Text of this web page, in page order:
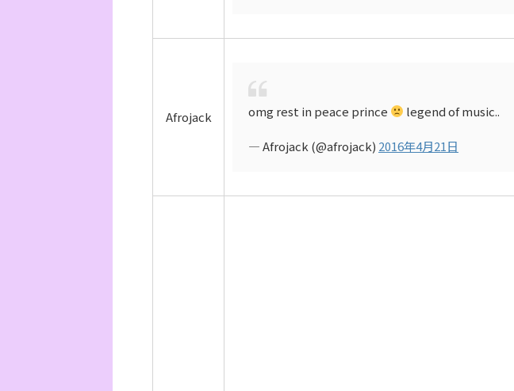
Afrojack omg rest in peace prince legend of music..
— Afrojack (@afrojack) 2016年4月21日